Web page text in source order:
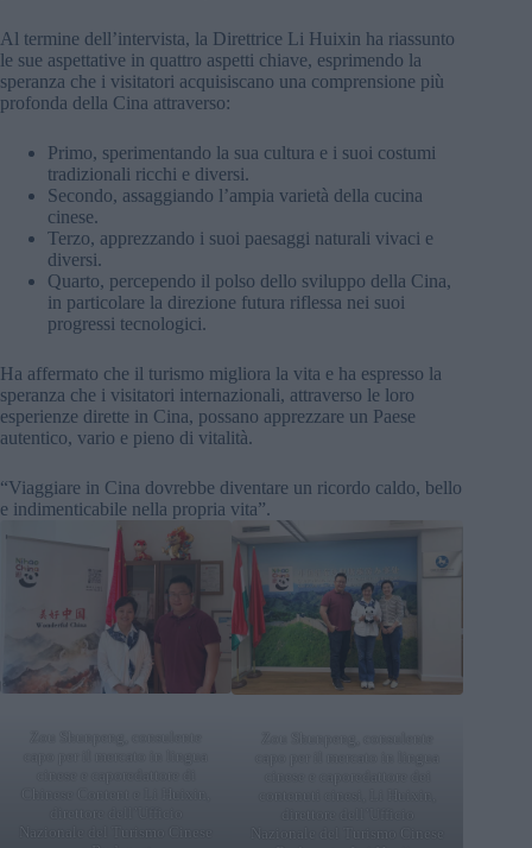
Al termine dell’intervista, la Direttrice Li Huixin ha riassunto
le sue aspettative in quattro aspetti chiave, esprimendo la
speranza che i visitatori acquisiscano una comprensione più
profonda della Cina attraverso:
Primo, sperimentando la sua cultura e i suoi costumi
tradizionali ricchi e diversi.
Secondo, assaggiando l’ampia varietà della cucina
cinese.
Terzo, apprezzando i suoi paesaggi naturali vivaci e
diversi.
Quarto, percependo il polso dello sviluppo della Cina,
in particolare la direzione futura riflessa nei suoi
progressi tecnologici.
Ha affermato che il turismo migliora la vita e ha espresso la
speranza che i visitatori internazionali, attraverso le loro
esperienze dirette in Cina, possano apprezzare un Paese
autentico, vario e pieno di vitalità.
“Viaggiare in Cina dovrebbe diventare un ricordo caldo, bello
e indimenticabile nella propria vita”.
Nazionale del Turismo Cinese
Zou Shunpeng, consulente
capo per il mercato in lingua
Nazionale del Turismo Cinese